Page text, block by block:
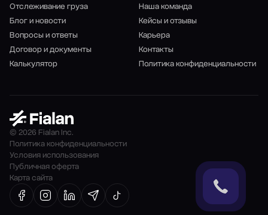
Отслеживание груза
Блог и новости
Вопросы и ответы
Договор и документы
Калькулятор
Наша команда
Кейсы и отзывы
Карьера
Контакты
Политика конфиденциальности
© 2026 Fialan Inc.
Политика конфиденциальности
Условия использования
Публичная оферта
Карта сайта